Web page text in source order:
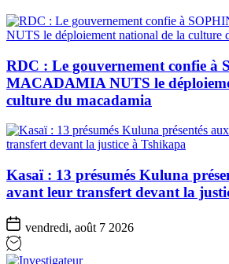
RDC : Le gouvernement confie à
MACADAMIA NUTS le
culture du macadamia
Kasaï : 13 présumés Kuluna
avant leur transfert devant la
vendredi, août 7 2026